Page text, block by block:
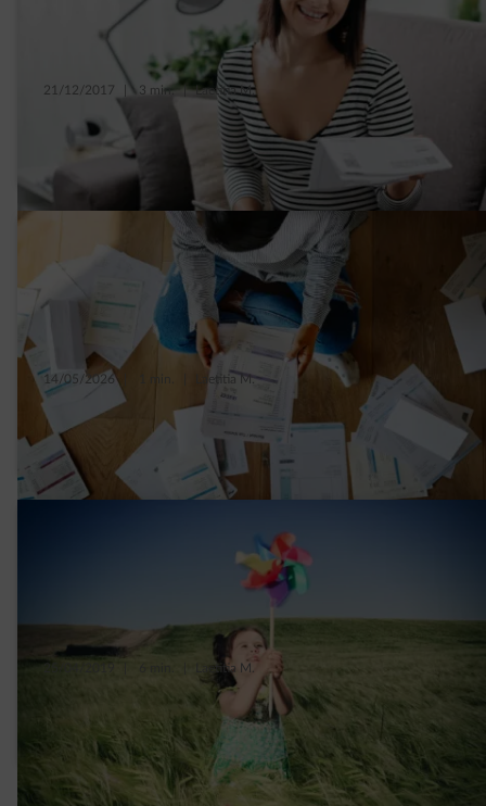
21/12/2017 3 min. | Laetitia M.
Eerste appartement: waarop letten voor je
energiecontract
14/05/2026 Laetitia M.
Waar betaal je voor op je stroomfactuur in
Brussel?
Laetitia M.
Groene energie: kiezen, produceren,